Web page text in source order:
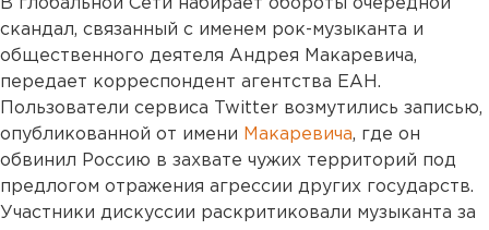
В глобальной Сети набирает обороты очередной
скандал, связанный с именем рок-музыканта и
общественного деятеля Андрея Макаревича,
передает корреспондент агентства ЕАН.
Пользователи сервиса Twitter возмутились записью,
опубликованной от имени Макаревича, где он
обвинил Россию в захвате чужих территорий под
предлогом отражения агрессии других государств.
Участники дискуссии раскритиковали музыканта за